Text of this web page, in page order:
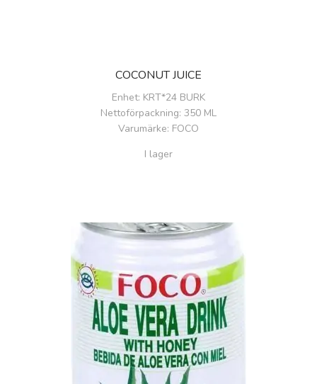
COCONUT JUICE
Enhet: KRT*24 BURK
Nettoförpackning: 350 ML
Varumärke: FOCO
I lager